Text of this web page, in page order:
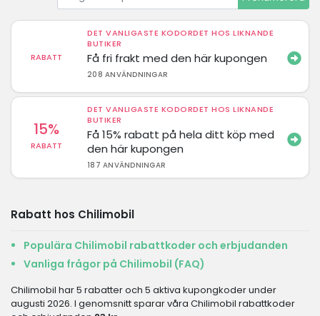
RABATT
DET VANLIGASTE KODORDET HOS LIKNANDE
BUTIKER
Få fri frakt med den här kupongen
208 ANVÄNDNINGAR
15%
RABATT
DET VANLIGASTE KODORDET HOS LIKNANDE
BUTIKER
Få 15% rabatt på hela ditt köp med
den här kupongen
187 ANVÄNDNINGAR
Rabatt hos Chilimobil
Populära Chilimobil rabattkoder och erbjudanden
Vanliga frågor på Chilimobil (FAQ)
Chilimobil har 5 rabatter och 5 aktiva kupongkoder under
augusti 2026. I genomsnitt sparar våra Chilimobil rabattkoder